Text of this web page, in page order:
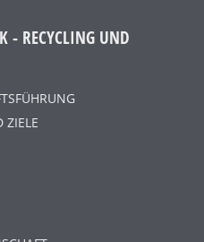
- RECYCLING UND
ZIELE